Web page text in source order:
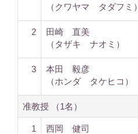
（クワヤマ タダフミ）
2
田崎 直美
（タザキ ナオミ）
3
本田 毅彦
（ホンダ タケヒコ）
准教授 （1名）
1
西岡 健司